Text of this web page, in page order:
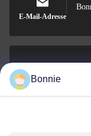
E-Mail-Adresse
Phone
Bonnie